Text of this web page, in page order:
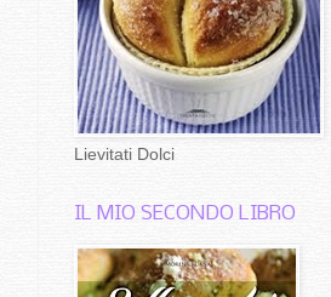
Lievitati Dolci
IL MIO SECONDO LIBRO